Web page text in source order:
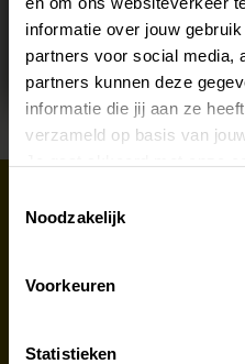
informatie over jouw
partners voor social media,
partners kunnen deze
informatie die jij aan ze
verzameld op basis van
Noodzakelijk
Voorkeuren
Statistieken
Stuur ons